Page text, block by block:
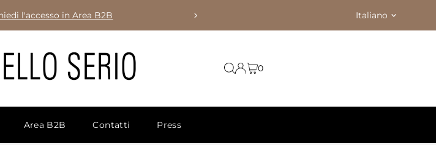
Hai un'attività?
l'accesso in Area B2B Lingua
Italiano
0
Area B2B Contatti Press